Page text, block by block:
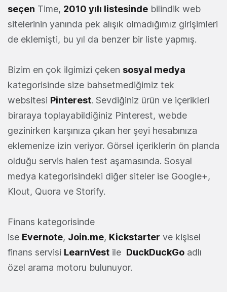
seçen Time, 2010 yılı listesinde bilindik web
sitelerinin yanında pek alışık olmadığımız girişimleri
de eklemişti, bu yıl da benzer bir liste yapmış.
Bizim en çok ilgimizi çeken sosyal medya
kategorisinde size bahsetmediğimiz tek
websitesi Pinterest. Sevdiğiniz ürün ve içerikleri
biraraya toplayabildiğiniz Pinterest, webde
gezinirken karşınıza çıkan her şeyi hesabınıza
eklemenize izin veriyor. Görsel içeriklerin ön planda
olduğu servis halen test aşamasında. Sosyal
medya kategorisindeki diğer siteler ise Google+,
Klout, Quora ve Storify.
Finans kategorisinde
ise Evernote, Join.me, Kickstarter ve kişisel
finans servisi LearnVest ile DuckDuckGo adlı
özel arama motoru bulunuyor.